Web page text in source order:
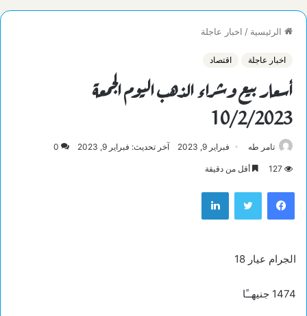
الرئيسية / اخبار عاجلة
اخبار عاجلة اقتصاد
أسعار بيع وشراء الذهب اليوم الجمعة
10/2/2023
تامر طه فبراير 9, 2023 آخر تحديث: فبراير 9, 2023 0
127 أقل من دقيقة
فيسبوك تويتر لينكدإن
الجرام عيار 18
1474 جنيهــًا